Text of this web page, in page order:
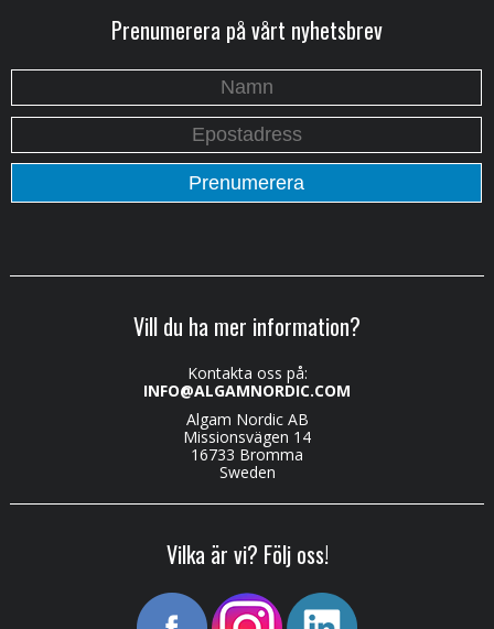
Prenumerera på vårt nyhetsbrev
Vill du ha mer information?
Kontakta oss på:
INFO@ALGAMNORDIC.COM
Algam Nordic AB
Missionsvägen 14
16733 Bromma
Sweden
Vilka är vi? Följ oss!